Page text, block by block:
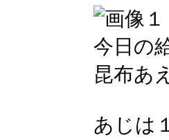
今日の
昆布あ
あじは